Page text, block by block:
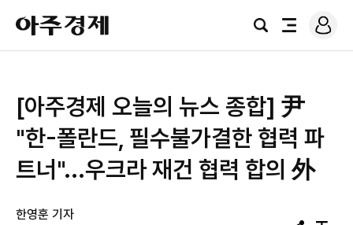
아
주
경
검
전
로
그
[아주경제 오늘의 뉴스 종합] 尹
"한-폴란드, 필수불가결한 협력 파
트너"...우크라 재건 협력 합의 外
한영훈 기자